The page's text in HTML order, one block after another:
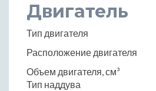
Двигатель
Тип двигателя
Расположение двигателя
Объем двигателя, см³
Тип наддува